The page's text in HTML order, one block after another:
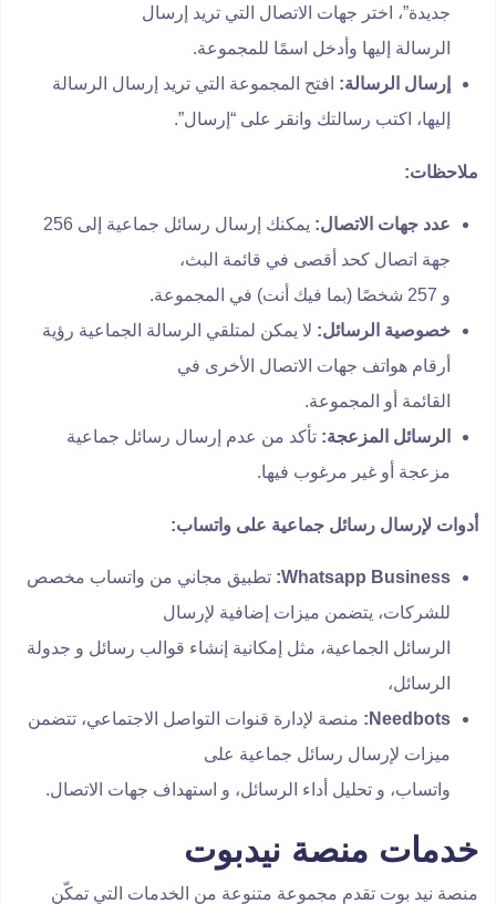
جديدة”، اختر جهات الاتصال التي تريد إرسال
الرسالة إليها وأدخل اسمًا للمجموعة.
إرسال الرسالة: افتح المجموعة التي تريد إرسال الرسالة
إليها، اكتب رسالتك وانقر على “إرسال”.
ملاحظات:
عدد جهات الاتصال:
يمكنك إرسال رسائل جماعية إلى 256
جهة اتصال كحد أقصى في قائمة البث،
و 257 شخصًا (بما فيك أنت) في المجموعة.
خصوصية الرسائل: لا يمكن لمتلقي الرسالة الجماعية رؤية
أرقام هواتف جهات الاتصال الأخرى في
القائمة أو المجموعة.
الرسائل المزعجة: تأكد من عدم إرسال رسائل جماعية
مزعجة أو غير مرغوب فيها.
أدوات لإرسال رسائل جماعية على واتساب:
Whatsapp Business: تطبيق مجاني من واتساب مخصص
للشركات، يتضمن ميزات إضافية لإرسال
الرسائل الجماعية، مثل إمكانية إنشاء قوالب رسائل و جدولة
الرسائل،
Needbots:
منصة لإدارة قنوات التواصل الاجتماعي، تتضمن
ميزات لإرسال رسائل جماعية على
واتساب، و تحليل أداء الرسائل، و استهداف جهات الاتصال.
خدمات منصة نيدبوت
منصة نيد بوت تقدم مجموعة متنوعة من الخدمات التي تمكّن